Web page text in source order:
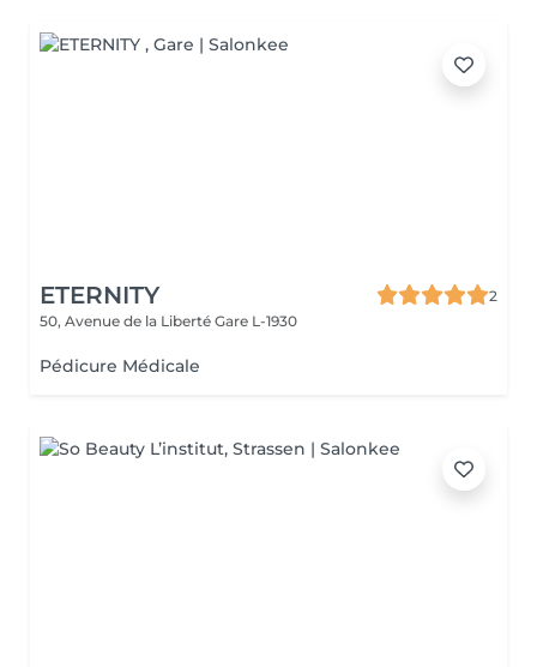
ETERNITY
2
50, Avenue de la Liberté Gare L-1930
Pédicure Médicale